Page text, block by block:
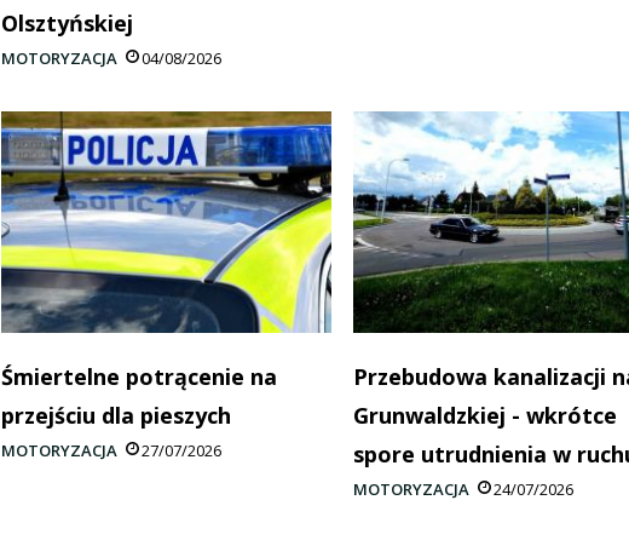
Olsztyńskiej
MOTORYZACJA 04/08/2026
Śmiertelne potrącenie na
przejściu dla pieszych
MOTORYZACJA 27/07/2026
Przebudowa kanalizacji
Grunwaldzkiej - wkrótce
spore utrudnienia w
MOTORYZACJA 24/07/2026